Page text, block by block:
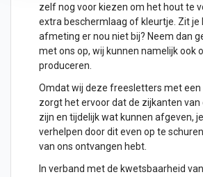
zelf nog voor kiezen om het hout te
extra beschermlaag of kleurtje. Zit
afmeting er nou niet bij? Neem dan
met ons op, wij kunnen namelijk ook
produceren.
Omdat wij deze freesletters met een
zorgt het ervoor dat de zijkanten
zijn en tijdelijk wat kunnen afgeven,
verhelpen door dit even op te
van ons ontvangen hebt.
In verband met de kwetsbaarheid